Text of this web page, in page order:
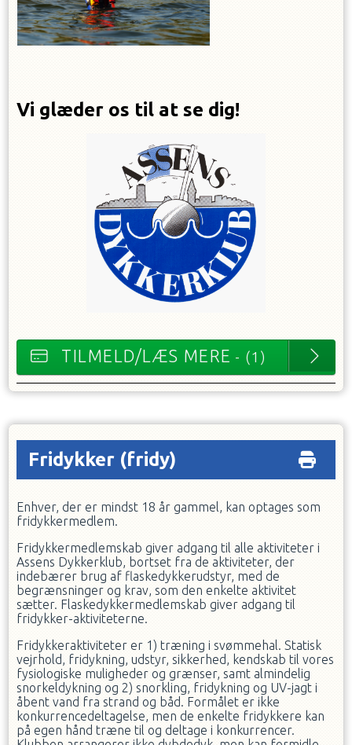
Vi glæder os til at se dig!
TILMELD/LÆS MERE - (1)
Fridykker (fridy)
Enhver, der er mindst 18 år gammel, kan optages som
fridykkermedlem.
Fridykkermedlemskab giver adgang til alle aktiviteter i
Assens Dykkerklub, bortset fra de aktiviteter, der
indebærer brug af flaskedykkerudstyr, med de
begrænsninger og krav, som den enkelte aktivitet
sætter. Flaskedykkermedlemskab giver adgang til
fridykker-aktiviteterne.
Fridykkeraktiviteter er 1) træning i svømmehal. Statisk
vejrhold, fridykning, udstyr, sikkerhed, kendskab til vores
fysiologiske muligheder og grænser, samt almindelig
snorkeldykning og 2) snorkling, fridykning og UV-jagt i
åbent vand fra strand og båd. Formålet er ikke
konkurrencedeltagelse, men de enkelte fridykkere kan
på egen hånd træne til og deltage i konkurrencer.